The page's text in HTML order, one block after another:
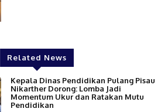
Related News
Kepala Dinas Pendidikan Pulang Pisau
Nikarther Dorong: Lomba Jadi
Momentum Ukur dan Ratakan Mutu
Pendidikan